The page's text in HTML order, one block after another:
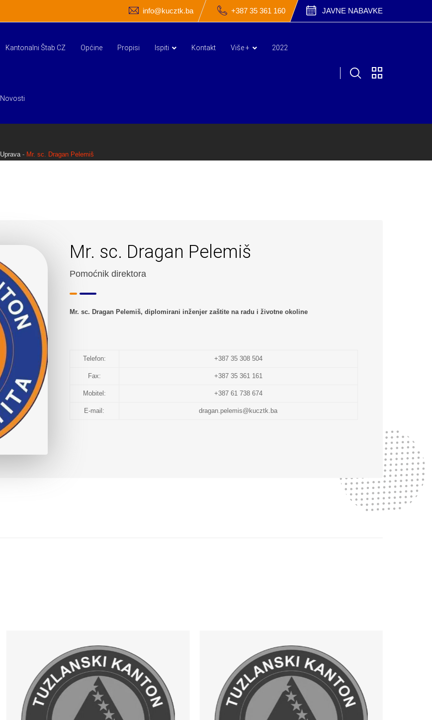
info@kucztk.ba +387 35 361 160 JAVNE NABAVKE
Kantonalni Štab CZ Općine Propisi Ispiti Kontakt Više + 2022
Novosti
Uprava- Mr. sc. Dragan Pelemiš
Mr. sc. Dragan Pelemiš
Pomoćnik direktora
Mr. sc. Dragan Pelemiš, diplomirani inženjer zaštite na radu i životne okoline
Telefon: +387 35 308 504
Fax: +387 35 361 161
Mobitel: +387 61 738 674
E-mail: dragan.pelemis@kucztk.ba